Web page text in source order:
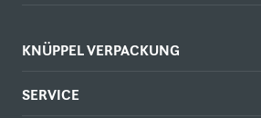
KNÜPPEL VERPACKUNG
SERVICE